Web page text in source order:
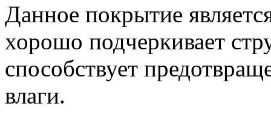
Данное покрытие
хорошо подчеркивает
способствует
влаги.